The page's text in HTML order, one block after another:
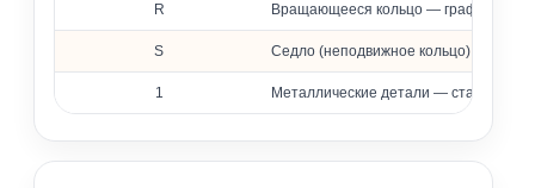
R Вращающееся кольцо — графит,
S Седло (неподвижное кольцо) —
1 Металлические детали — сталь 316